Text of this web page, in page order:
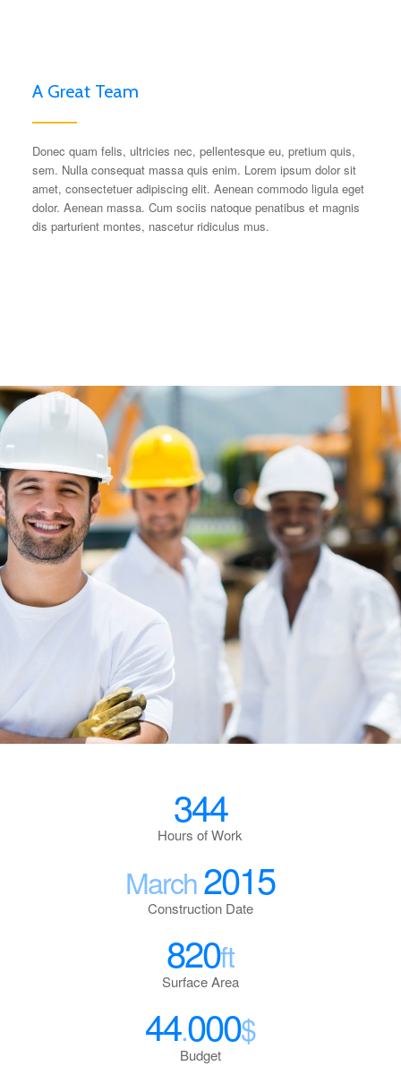
A Great Team
Donec quam felis, ultricies nec, pellentesque eu, pretium quis,
sem. Nulla consequat massa quis enim. Lorem ipsum dolor sit
amet, consectetuer adipiscing elit. Aenean commodo ligula eget
dolor. Aenean massa. Cum sociis natoque penatibus et magnis
dis parturient montes, nascetur ridiculus mus.
344
Hours of Work
March2015
Construction Date
820ft
Surface Area
44.000$
Budget